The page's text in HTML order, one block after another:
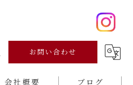
お問い合わせ
会社概要 ブログ